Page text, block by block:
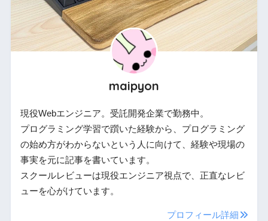
maipyon
現役Webエンジニア。受託開発企業で勤務中。
プログラミング学習で躓いた経験から、プログラミング
の始め方がわからないという人に向けて、経験や現場の
事実を元に記事を書いています。
スクールレビューは現役エンジニア視点で、正直なレビ
ューを心がけています。
プロフィール詳細